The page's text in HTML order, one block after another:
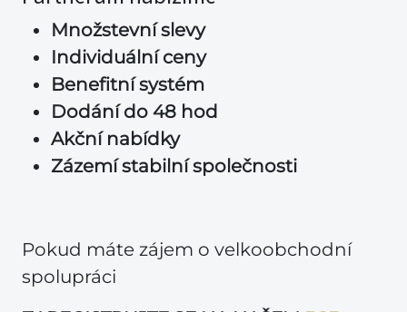
Množstevní slevy
Individuální ceny
Benefitní systém
Dodání do 48 hod
Akční nabídky
Zázemí stabilní společnosti
Pokud máte zájem o velkoobchodní
spolupráci